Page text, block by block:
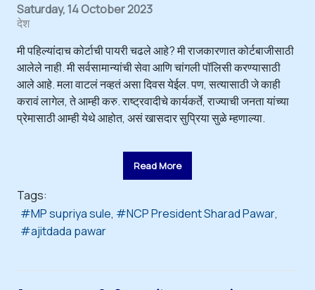
Saturday, 14 October 2023
देश
मी पहिल्यांदाच कोर्टाची पायरी चढले आहे? मी राजकारणात कोर्टबाजीसाठी
आलेले नाही. मी सर्वसामान्यांची सेवा आणि चांगली पॉलिसी करण्यासाठी
आले आहे. मला वाटलं नव्हतं असा दिवस येईल. पण, सत्यासाठी जे काही
करावं लागेल, ते आम्ही करु. राष्ट्रवादीचे कार्यकर्ते, राज्याची जनता यांच्या
प्रेमासाठी आम्ही येथे आहोत, असं खासदार सुप्रिया सुळे म्हणाल्या.
Read More
Tags:
MP supriya sule
NCP President Sharad Pawar
ajitdada pawar